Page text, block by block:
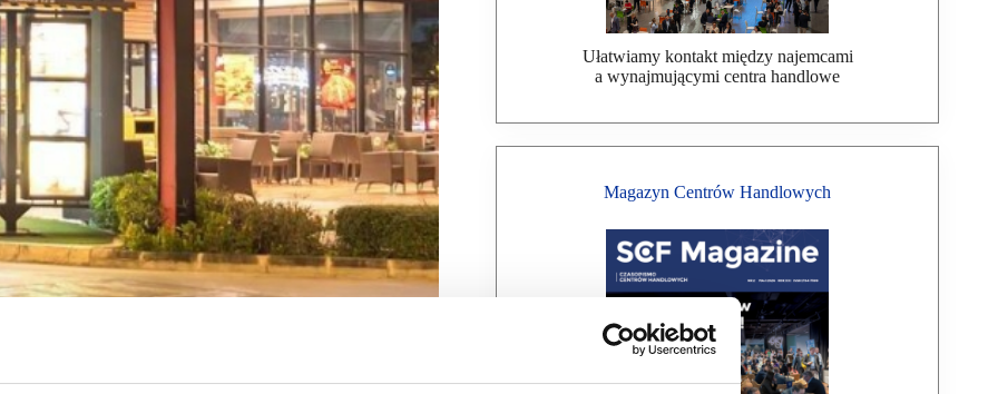
Ułatwiamy kontakt między najemcami
a wynajmującymi centra handlowe
Magazyn Centrów Handlowych